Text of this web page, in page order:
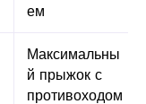
ем
Максимальны
й прыжок с
противоходом